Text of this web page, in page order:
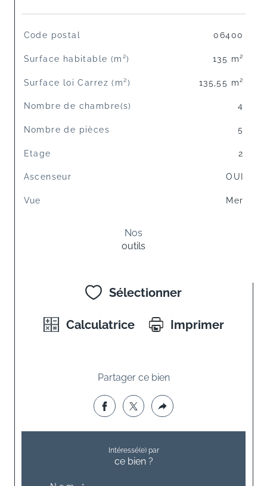
TRAD_SIROCCO_Caracteristique
Code postal 06400
Surface habitable (m²) 135 m²
Surface loi Carrez (m²) 135,55 m²
Nombre de chambre(s) 4
Nombre de pièces 5
Etage 2
Ascenseur OUI
Vue Mer
Nos
outils
Sélectionner
Calculatrice Imprimer
Partager ce bien
Intéressé(e) par
ce bien ?